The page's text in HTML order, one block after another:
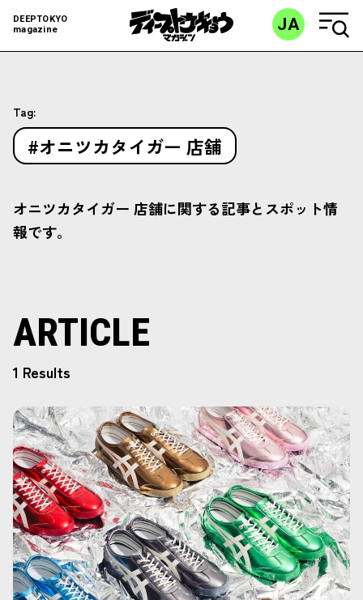
DEEPTOKYO
magazine
JA
Tag:
#オニツカタイガー 店舗
オニツカタイガー 店舗に関する記事とスポット情
報です。
ARTICLE
1 Results